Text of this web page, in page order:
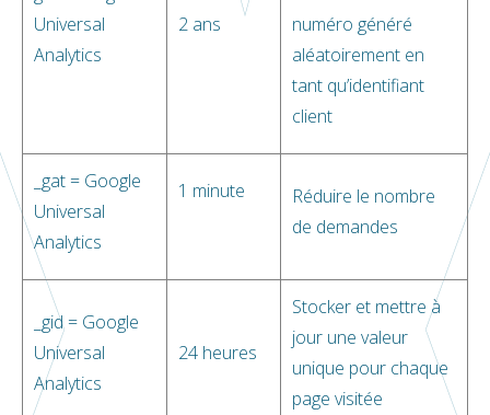
Universal
Analytics
2 ans
numéro généré
aléatoirement en
tant qu’identifiant
client
_gat = Google
Universal
Analytics
1 minute
Réduire le nombre
de demandes
_gid = Google
Universal
Analytics
24 heures
Stocker et mettre à
jour une valeur
unique pour chaque
page visitée